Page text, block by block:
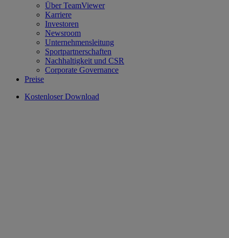
Über TeamViewer
Karriere
Investoren
Newsroom
Unternehmensleitung
Sportpartnerschaften
Nachhaltigkeit und CSR
Corporate Governance
Preise
Kostenloser Download